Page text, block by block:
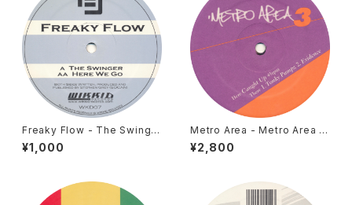
Freaky Flow - The Swinger
/ Here We Go [Wikkid / 20
05]
¥1,000
Metro Area - Metro Area 3
[Environ / 2001]
¥2,800